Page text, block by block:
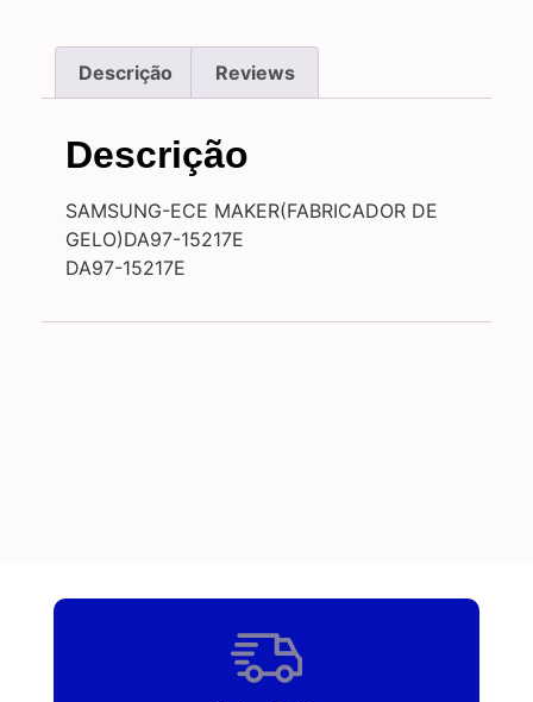
Descrição Reviews
Descrição
SAMSUNG-ECE MAKER(FABRICADOR DE
GELO)DA97-15217E
DA97-15217E